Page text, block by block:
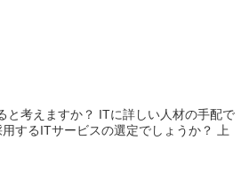
と考えますか？ ITに詳しい人材の手配で
するITサービスの選定でしょうか？ 上